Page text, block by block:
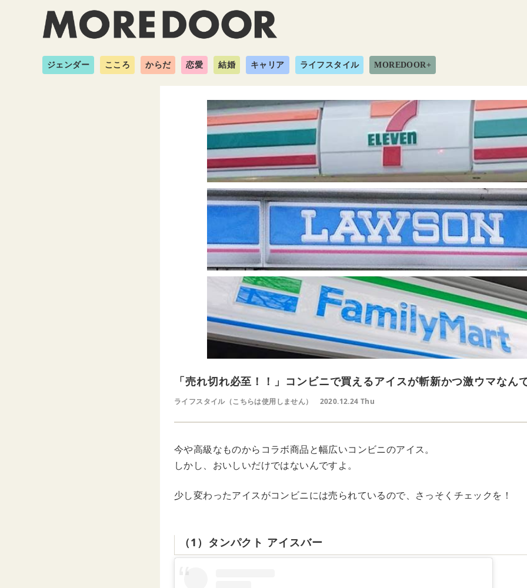
ジェンダー こころ からだ 恋愛 結婚 キャリア ライフスタイル MOREDOOR+
「売れ切れ必至！！」コンビニで買えるアイスが斬新かつ激ウマなん
ライフスタイル（こちらは使用しません） 2020.12.24 Thu
今や高級なものからコラボ商品と幅広いコンビニのアイス。
しかし、おいしいだけではないんですよ。
少し変わったアイスがコンビニには売られているので、さっそくチェックを！
（1）タンパクト アイスバー